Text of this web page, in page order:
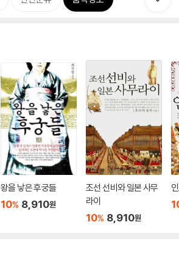
왕을 낳은 후궁들
10% 8,910원
조선 선비와 일본 사무
라이
10% 8,910원